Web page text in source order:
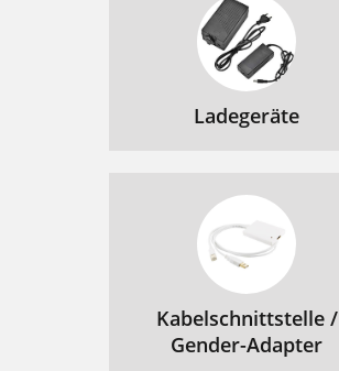
Ladegeräte
Kabelschnittstelle /
Gender-Adapter